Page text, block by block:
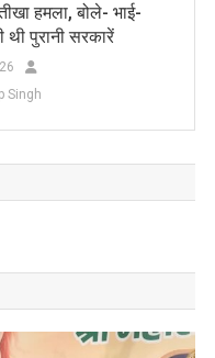
हमला, बोले- भाई-
थी पुरानी सरकारें
Singh